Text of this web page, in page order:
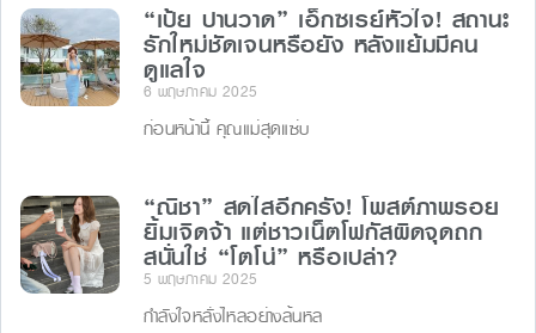
“เป้ย ปานวาด” เอ็กซเรย์หัวใจ! สถานะ
รักใหม่ชัดเจนหรือยัง หลังแย้มมีคน
ดูแลใจ
6 พฤษภาคม 2025
ก่อนหน้านี้ คุณแม่สุดแซ่บ
“ณิชา” สดใสอีกครั้ง! โพสต์ภาพรอย
ยิ้มเจิดจ้า แต่ชาวเน็ตโฟกัสผิดจุดถก
สนั่นใช่ “โตโน่” หรือเปล่า?
5 พฤษภาคม 2025
กำลังใจหลั่งไหลอย่างล้นหล